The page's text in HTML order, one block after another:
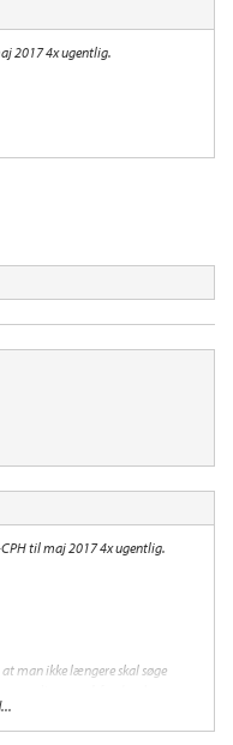
2017 4x ugentlig.
til maj 2017 4x ugentlig.
man ikke længere skal søge